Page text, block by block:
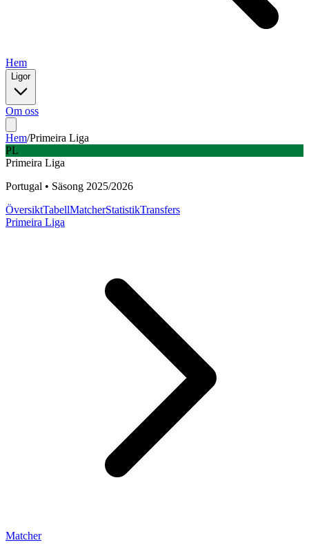
Hem
Ligor
Om oss
Hem/Primeira Liga
PL
Primeira Liga
Portugal • Säsong 2025/2026
ÖversiktTabellMatcherStatistikTransfers
Primeira Liga
Matcher